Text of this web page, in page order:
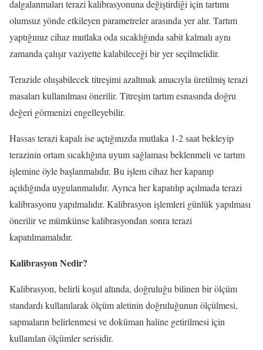
dalgalanmaları terazi kalibrasyonuna değiştirdiği için tartımı
olumsuz yönde etkileyen parametreler arasında yer alır. Tartım
yaptığımız cihaz mutlaka oda sıcaklığında sabit kalmalı aynı
zamanda çalışır vaziyette kalabileceği bir yer seçilmelidir.
Terazide oluşabilecek titreşimi azaltmak amacıyla üretilmiş terazi
masaları kullanılması önerilir. Titreşim tartım esnasında doğru
değeri görmenizi engelleyebilir.
Hassas terazi kapalı ise açtığınızda mutlaka 1-2 saat bekleyip
terazinin ortam sıcaklığına uyum sağlaması beklenmeli ve tartım
işlemine öyle başlanmalıdır. Bu işlem cihaz her kapanıp
açıldığında uygulanmalıdır. Ayrıca her kapatılıp açılmada terazi
kalibrasyonu yapılmalıdır. Kalibrasyon işlemleri günlük yapılması
önerilir ve mümkünse kalibrasyondan sonra terazi
kapatılmamalıdır.
Kalibrasyon Nedir?
Kalibrasyon, belirli koşul altında, doğruluğu bilinen bir ölçüm
standardı kullanılarak ölçüm aletinin doğruluğunun ölçülmesi,
sapmaların belirlenmesi ve doküman haline getirilmesi için
kullanılan ölçümler serisidir.